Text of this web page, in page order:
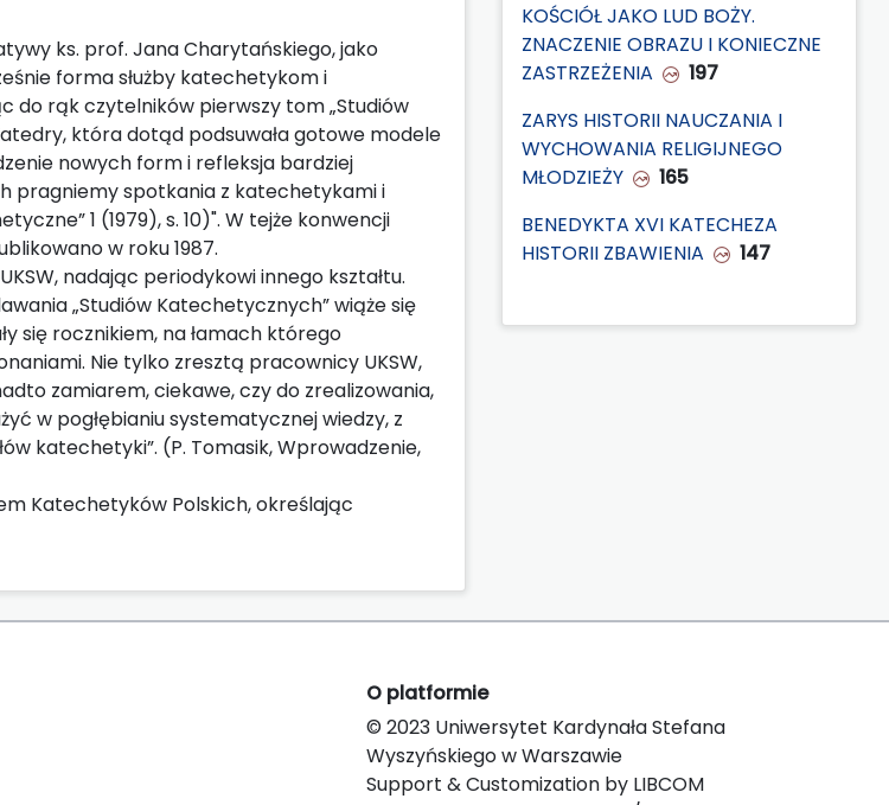
ks. prof. Jana Charytańskiego, jako
forma służby katechetykom i
do rąk czytelników pierwszy tom „Studiów
która dotąd podsuwała gotowe modele
nowych form i refleksja bardziej
pragniemy spotkania z katechetykami i
1 (1979), s. 10)". W tejże konwencji
w roku 1987.
nadając periodykowi innego kształtu.
„Studiów Katechetycznych” wiąże się
się rocznikiem, na łamach którego
Nie tylko zresztą pracownicy UKSW,
zamiarem, ciekawe, czy do zrealizowania,
w pogłębianiu systematycznej wiedzy, z
katechetyki”. (P. Tomasik, Wprowadzenie,
Katechetyków Polskich, określając
KOŚCIÓŁ JAKO LUD BOŻY.
ZNACZENIE OBRAZU I KONIECZNE
ZASTRZEŻENIA
197
ZARYS HISTORII NAUCZANIA I
WYCHOWANIA RELIGIJNEGO
MŁODZIEŻY
165
BENEDYKTA XVI KATECHEZA
HISTORII ZBAWIENIA
147
O platformie
© 2023 Uniwersytet Kardynała Stefana
Wyszyńskiego w Warszawie
Support & Customization by LIBCOM